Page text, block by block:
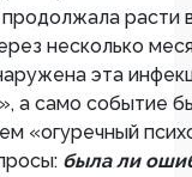
расти
несколько
эта
а само событие
«огуречный
была ли